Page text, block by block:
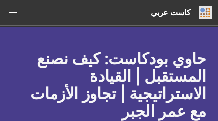
كاست عربي
حاوي بودكاست: كيف نصنع
المستقبل | القيادة
الاستراتيجية | تجاوز الأزمات
مع عمر الجبر